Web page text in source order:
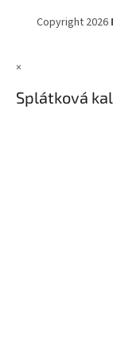
Copyright 2026
×
Splátková